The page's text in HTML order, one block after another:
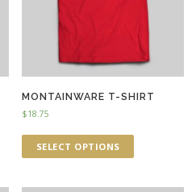
MONTAINWARE T-SHIRT
$18.75
SELECT OPTIONS